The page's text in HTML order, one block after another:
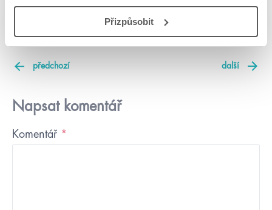
Přizpůsobit
#shrnutí
předchozí další
Napsat komentář
Komentář *